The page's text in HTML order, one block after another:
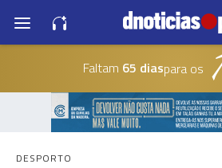
Faltam 65 diaspara os
DESPORTO